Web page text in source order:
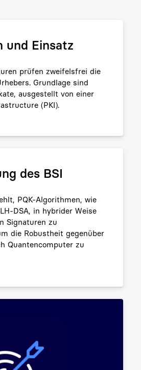
und Einsatz
prüfen zweifelsfrei die
Grundlage sind
ausgestellt von einer
(PKI).
des BSI
PQK-Algorithmen, wie
DSA, in hybrider Weise
Signaturen zu
die Robustheit gegenüber
Quantencomputer zu